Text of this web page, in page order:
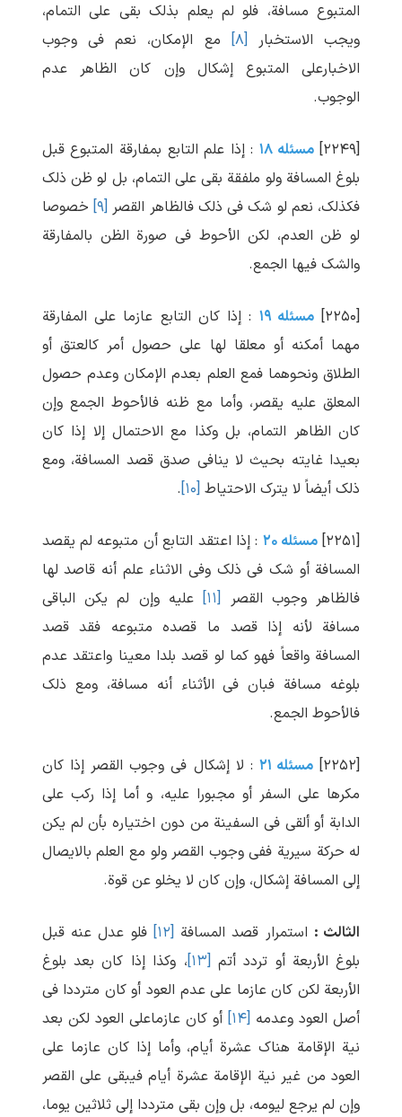
المتبوع مسافة، فلو لم یعلم بذلک بقی علی التمام،
ویجب الاستخبار [۸]
مع الإمکان، نعم فی وجوب
الاخبارعلی المتبوع إشکال وإن کان الظاهر عدم
الوجوب.
[۲۲۴۹] مسئله ۱۸
: إذا علم التابع بمفارقة المتبوع قبل
بلوغ المسافة ولو ملفقة بقی علی التمام، بل لو ظن ذلک
فکذلک، نعم لو شک فی ذلک فالظاهر القصر [۹] خصوصا
لو ظن العدم، لکن الأحوط فی صورة الظن بالمفارقة
والشک فیها الجمع.
[۲۲۵۰] مسئله ۱۹
: إذا کان التابع عازما علی المفارقة
مهما أمکنه أو معلقا لها علی حصول أمر کالعتق أو
الطلاق ونحوهما فمع العلم بعدم الإمکان وعدم حصول
المعلق علیه یقصر، وأما مع ظنه فالأحوط الجمع وإن
کان الظاهر التمام، بل وکذا مع الاحتمال إلا إذا کان
بعیدا غایته بحیث لا ینافی صدق قصد المسافة، ومع
ذلک أیضاً لا یترک الاحتیاط [۱۰] .
[۲۲۵۱] مسئله ۲۰
: إذا اعتقد التابع أن متبوعه لم یقصد
المسافة أو شک فی ذلک وفی الاثناء علم أنه قاصد لها
فالظاهر وجوب القصر [۱۱]
علیه وإن لم یکن الباقی
مسافة لأنه إذا قصد ما قصده متبوعه فقد قصد
المسافة واقعاً فهو کما لو قصد بلدا معینا واعتقد عدم
بلوغه مسافة فبان فی الأثناء أنه مسافة، ومع ذلک
فالأحوط الجمع.
[۲۲۵۲] مسئله ۲۱
: لا إشکال فی وجوب القصر إذا کان
مکرها علی السفر أو مجبورا علیه، و أما إذا رکب علی
الدابة أو ألقی فی السفینة من دون اختیاره بأن لم یکن
له حرکة سیریة ففی وجوب القصر ولو مع العلم بالایصال
إلی المسافة إشکال، وإن کان لا یخلو عن قوة.
الثالث : استمرار قصد المسافة [۱۲]
فلو عدل عنه قبل
بلوغ الأربعة أو تردد أتم [۱۳]
، وکذا إذا کان بعد بلوغ
الأربعة لکن کان عازما علی عدم العود أو کان مترددا فی
أصل العود وعدمه [۱۴]
أو کان عازماعلی العود لکن بعد
نیة الإقامة هناک عشرة أیام، وأما إذا کان عازما علی
العود من غیر نیة الإقامة عشرة أیام فیبقی علی القصر
وإن لم یرجع لیومه، بل وإن بقی مترددا إلی ثلاثین یوما،